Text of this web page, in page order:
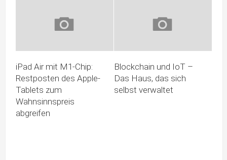
iPad Air mit M1-Chip:
Restposten des Apple-
Tablets zum
Wahnsinnspreis
abgreifen
Blockchain und IoT –
Das Haus, das sich
selbst verwaltet